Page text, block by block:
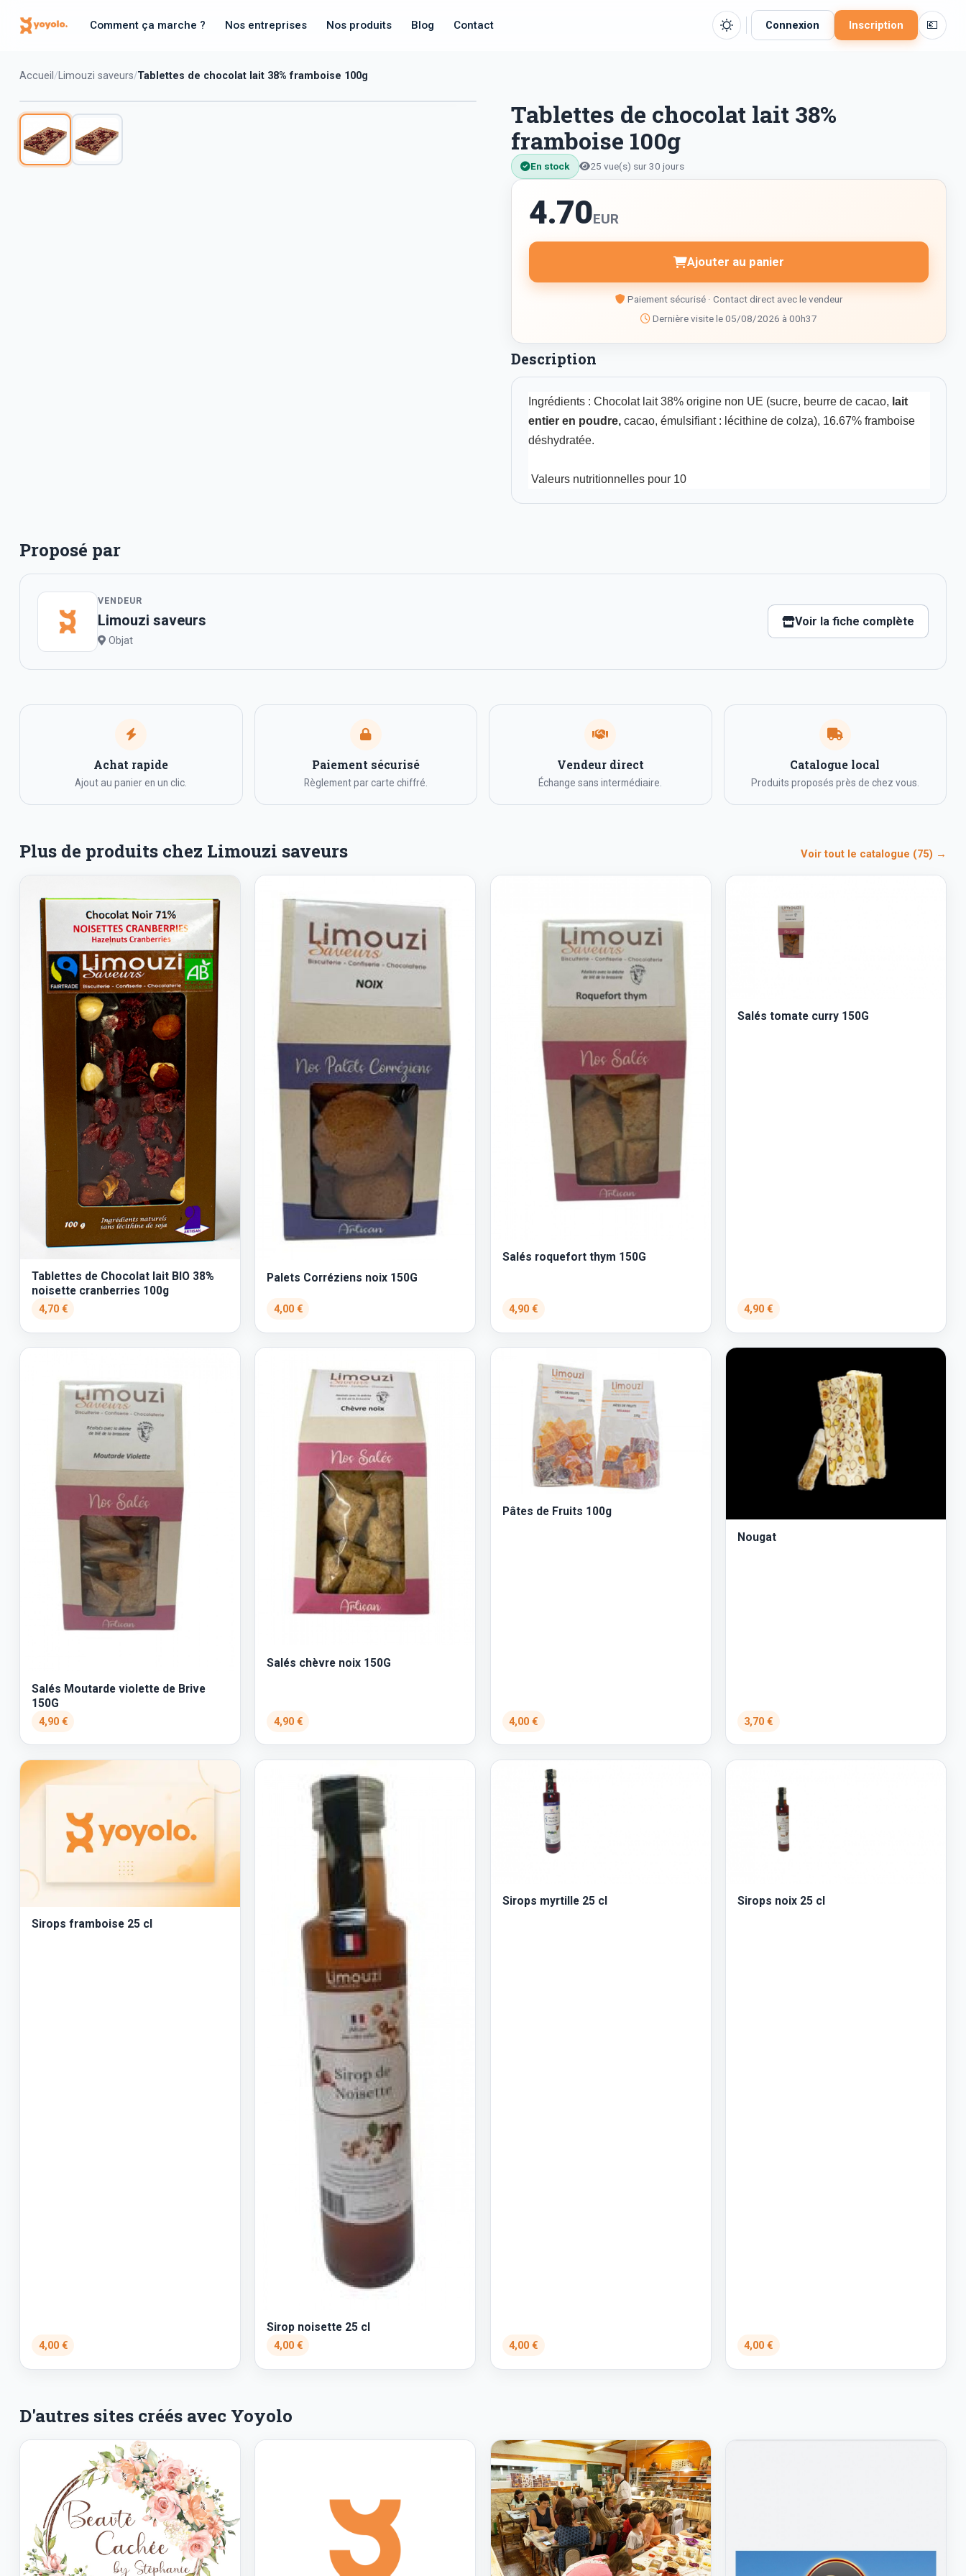
Comment ça marche ? Nos entreprises Nos produits Blog Contact Connexion Inscription 💶
Accueil Limouzi saveurs Tablettes de chocolat lait 38% framboise 100g
Tablettes de chocolat lait 38%
framboise 100g
En stock 25 vue(s) sur 30 jours
4.70EUR
Ajouter au panier
Paiement sécurisé · Contact direct avec le vendeur
Dernière visite le 05/08/2026 à 00h37
Description
Ingrédients : Chocolat lait 38% origine non UE (sucre, beurre de cacao, lait
entier en poudre,cacao, émulsifiant : lécithine de colza), 16.67% framboise
déshydratée.
Valeurs nutritionnelles pour 10
Proposé par
VENDEUR
Limouzi saveurs
Objat
Voir la fiche complète
Achat rapide
Ajout au panier en un clic.
Paiement sécurisé
Règlement par carte chiffré.
Vendeur direct
Échange sans intermédiaire.
Catalogue local
Produits proposés près de chez vous.
Plus de produits chez Limouzi saveurs Voir tout le catalogue (75) →
Tablettes de Chocolat lait BIO 38%
noisette cranberries 100g
4,70 €
Palets Corréziens noix 150G
4,00 €
Salés roquefort thym 150G
4,90 €
Salés tomate curry 150G
4,90 €
Salés Moutarde violette de Brive
150G
4,90 €
Salés chèvre noix 150G
4,90 €
Pâtes de Fruits 100g
4,00 €
Nougat
3,70 €
Sirops framboise 25 cl
4,00 €
Sirop noisette 25 cl
4,00 €
Sirops myrtille 25 cl
4,00 €
Sirops noix 25 cl
4,00 €
D'autres sites créés avec Yoyolo